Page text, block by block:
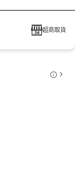
超商取貨